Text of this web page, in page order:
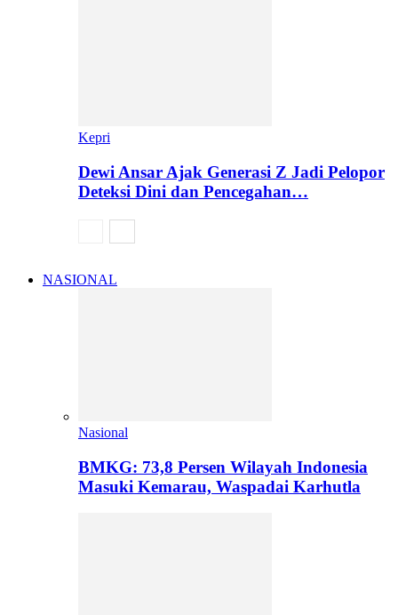
Kepri
Dewi Ansar Ajak Generasi Z Jadi Pelopor
Deteksi Dini dan Pencegahan…
NASIONAL
Nasional
BMKG: 73,8 Persen Wilayah Indonesia
Masuki Kemarau, Waspadai Karhutla